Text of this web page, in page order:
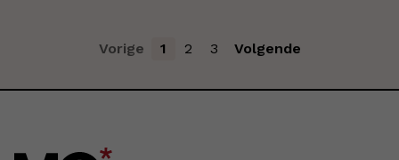
Vorige 1 2 3 Volgende